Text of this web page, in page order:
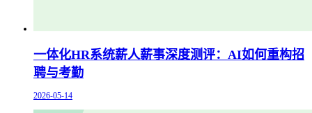
一体化HR系统薪人薪事深度测评：AI如何重构招
聘与考勤
2026-05-14